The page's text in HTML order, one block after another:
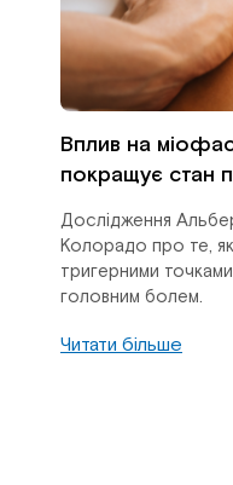
Вплив на
покращує стан
Дослідження
Колорадо про те,
тригерними
головним болем.
Читати більше